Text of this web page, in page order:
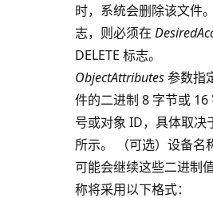
时，系统会删除该文件
志，则必须在
DELETE 标志。
ObjectAttributes参数指
件的二进制 8 字节或
号或对象 ID，具体取决
所示。 （可选）设备名
可能会继续这些二进制
称将采用以下格式：